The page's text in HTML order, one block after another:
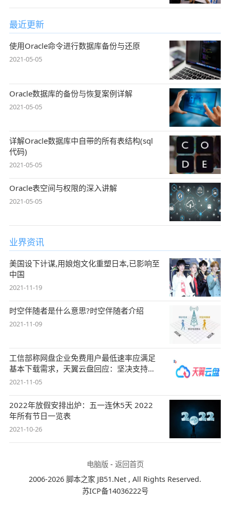
最近更新
使用Oracle命令进行数据库备份与还原
2021-05-05
Oracle数据库的备份与恢复案例详解
2021-05-05
详解Oracle数据库中自带的所有表结构(sql
代码)
2021-05-05
Oracle表空间与权限的深入讲解
2021-05-05
业界资讯
美国设下计谋,用娘炮文化重塑日本,已影响至
中国
2021-11-19
时空伴随者是什么意思?时空伴随者介绍
2021-11-09
工信部称网盘企业免费用户最低速率应满足
基本下载需求，天翼云盘回应：坚决支持，
始终
2021-11-05
2022年放假安排出炉：五一连休5天 2022
年所有节日一览表
2021-10-26
电脑版- 返回首页
2006-2026 脚本之家 JB51.Net , All Rights Reserved.
苏ICP备14036222号